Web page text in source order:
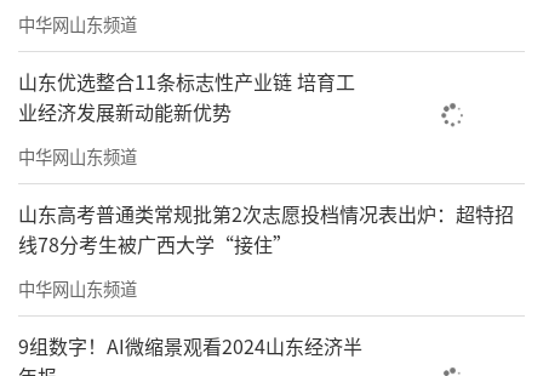
中华网山东频道
山东优选整合11条标志性产业链 培育工
业经济发展新动能新优势
中华网山东频道
山东高考普通类常规批第2次志愿投档情况表出炉：超特招
线78分考生被广西大学“接住”
中华网山东频道
9组数字！AI微缩景观看2024山东经济半